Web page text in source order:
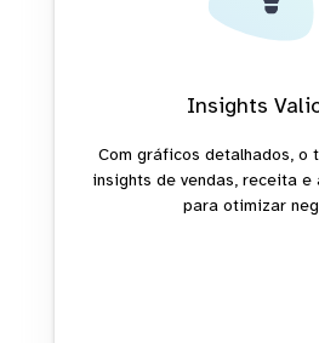
Insights
Com gráficos detalhados, o
insights de vendas, receita e
para otimizar